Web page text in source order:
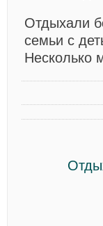
Отдыхали
семьи с
Несколько